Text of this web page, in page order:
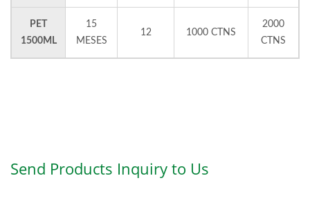
PET
1500ML
15
MESES
12 1000 CTNS
2000
CTNS